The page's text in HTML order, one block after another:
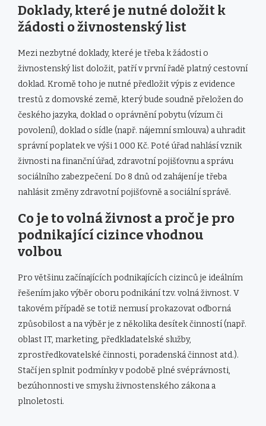
Doklady, které je nutné doložit k
žádosti o živnostenský list
Mezi nezbytné doklady, které je třeba k žádosti o
živnostenský list doložit, patří v první řadě platný cestovní
doklad. Kromě toho je nutné předložit výpis z evidence
trestů z domovské země, který bude soudně přeložen do
českého jazyka, doklad o oprávnění pobytu (vízum či
povolení), doklad o sídle (např. nájemní smlouva) a uhradit
správní poplatek ve výši 1 000 Kč. Poté úřad nahlásí vznik
živnosti na finanční úřad, zdravotní pojišťovnu a správu
sociálního zabezpečení. Do 8 dnů od zahájení je třeba
nahlásit změny zdravotní pojišťovně a sociální správě.
Co je to volná živnost a proč je pro
podnikající cizince vhodnou
volbou
Pro většinu začínajících podnikajících cizinců je ideálním
řešením jako výběr oboru podnikání tzv. volná živnost. V
takovém případě se totiž nemusí prokazovat odborná
způsobilost a na výběr je z několika desítek činností (např.
oblast IT, marketing, předkladatelské služby,
zprostředkovatelské činnosti, poradenská činnost atd.).
Stačí jen splnit podmínky v podobě plné svéprávnosti,
bezúhonnosti ve smyslu živnostenského zákona a
plnoletosti.